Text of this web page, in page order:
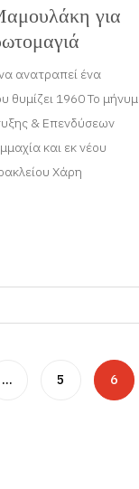
για
ανατραπεί ένα
θυμίζει 1960 Το
& Επενδύσεων
και εκ νέου
Χάρη
… 5 6